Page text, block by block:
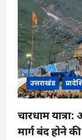
उत्तराखंड
चारधाम
मार्ग बंद होने